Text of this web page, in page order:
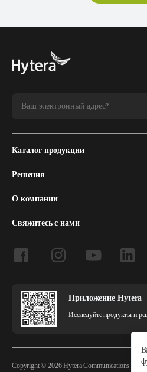
Каталог продукции
Решения
О компании
Свяжитесь с нами
Приложение Hytera
Исследуйте продукты и
Copyright © 2026 Hytera Communications